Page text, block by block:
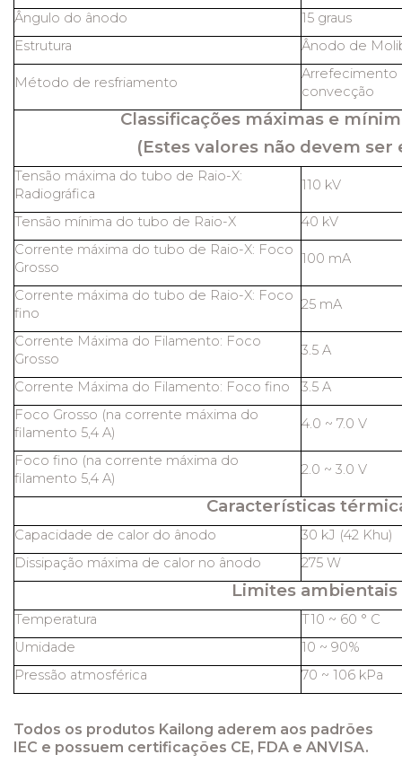
Ângulo do ânodo
15 graus
Estrutura
Ânodo de
Método de resfriamento
Arrefecimento
convecção
Classificações máximas e
(Estes valores não devem ser
Tensão máxima do tubo de Raio-X:
Radiográfica
110 kV
Tensão mínima do tubo de Raio-X
40 kV
Corrente máxima do tubo de Raio-X: Foco
Grosso
100 mA
Corrente máxima do tubo de Raio-X: Foco
fino
25 mA
Corrente Máxima do Filamento: Foco
Grosso
3.5 A
Corrente Máxima do Filamento: Foco fino
3.5 A
Foco Grosso (na corrente máxima do
filamento 5,4 A)
4.0 ~ 7.0 V
Foco fino (na corrente máxima do
filamento 5,4 A)
2.0 ~ 3.0 V
Características
Capacidade de calor do ânodo
30 kJ (42 Khu)
Dissipação máxima de calor no ânodo
275 W
Limites ambientais
Temperatura
T10 ~ 60 ° C
Umidade
10 ~ 90%
Pressão atmosférica
70 ~ 106 kPa
Todos os produtos Kailong aderem aos padrões
IEC e possuem certificações CE, FDA e ANVISA.